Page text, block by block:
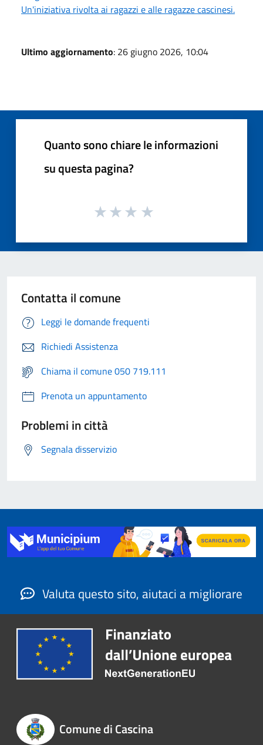
Un'iniziativa rivolta ai ragazzi e alle ragazze cascinesi.
Ultimo aggiornamento: 26 giugno 2026, 10:04
Quanto sono chiare le informazioni
su questa pagina?
Contatta il comune
Leggi le domande frequenti
Richiedi Assistenza
Chiama il comune 050 719.111
Prenota un appuntamento
Problemi in città
Segnala disservizio
Valuta questo sito, aiutaci a migliorare
Comune di Cascina